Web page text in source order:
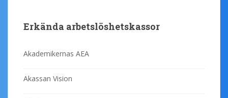
Erkända arbetslöshetskassor
Akademikernas AEA
Akassan Vision